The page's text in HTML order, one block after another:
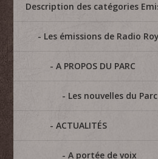
Description des catégories
Les émissions de Radio
A PROPOS DU PARC
Les nouvelles du Parc
ACTUALITÉS
A portée de voix